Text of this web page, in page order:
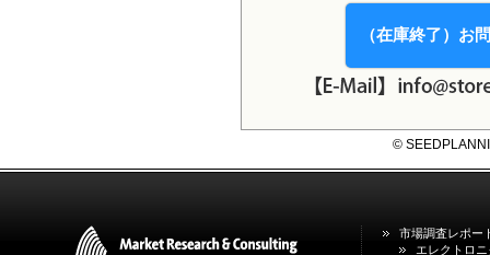
（在庫終了）お
©
市場調査レポー
エレクトロ